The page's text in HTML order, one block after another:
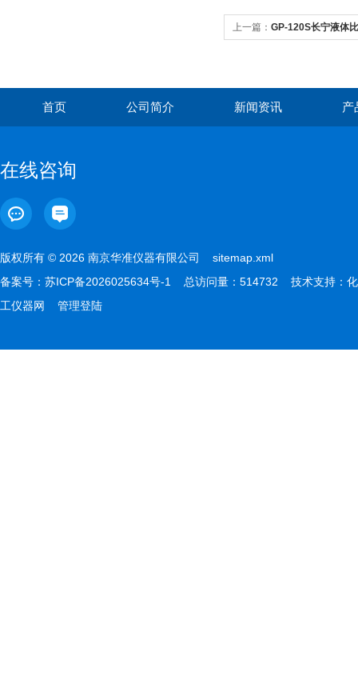
上一篇： GP-120S长宁液体
首页 公司简介 新闻资讯 产
在线咨询
版权所有 © 2026 南京华准仪器有限公司 sitemap.xml
备案号： 苏ICP备2026025634号-1 总访问量：514732 技术支持： 化
工仪器网
管理登陆